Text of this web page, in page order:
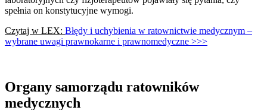
spełnia on konstytucyjne wymogi.
Czytaj w LEX: Błędy i uchybienia w ratownictwie medycznym –
wybrane uwagi prawnokarne i prawnomedyczne >>>
Organy samorządu ratowników
medycznych